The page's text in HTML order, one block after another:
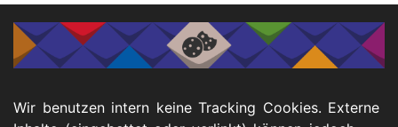
Politische Partizipation
Digitale Barrierefreiheit und KI
Wir benutzen intern keine Tracking Cookies. Externe